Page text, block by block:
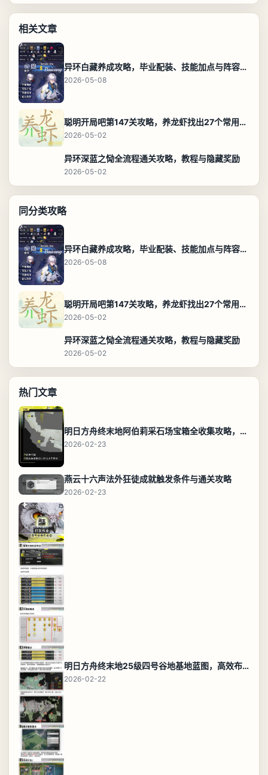
相关文章
异环白藏养成攻略，毕业配装、技能加点与阵容搭配保姆级解析
2026-05-08
聪明开局吧第147关攻略，养龙虾找出27个常用字通关答案
2026-05-02
异环深蓝之恸全流程通关攻略，教程与隐藏奖励
2026-05-02
同分类攻略
异环白藏养成攻略，毕业配装、技能加点与阵容搭配保姆级解析
2026-05-08
聪明开局吧第147关攻略，养龙虾找出27个常用字通关答案
2026-05-02
异环深蓝之恸全流程通关攻略，教程与隐藏奖励
2026-05-02
热门文章
明日方舟终末地阿伯莉采石场宝箱全收集攻略，全点位分布图与路线
2026-02-23
燕云十六声法外狂徒成就触发条件与通关攻略
2026-02-23
明日方舟终末地25级四号谷地基地蓝图，高效布局规划
2026-02-22